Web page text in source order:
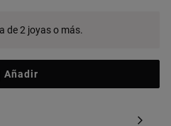
de 2 joyas o más.
Añadir